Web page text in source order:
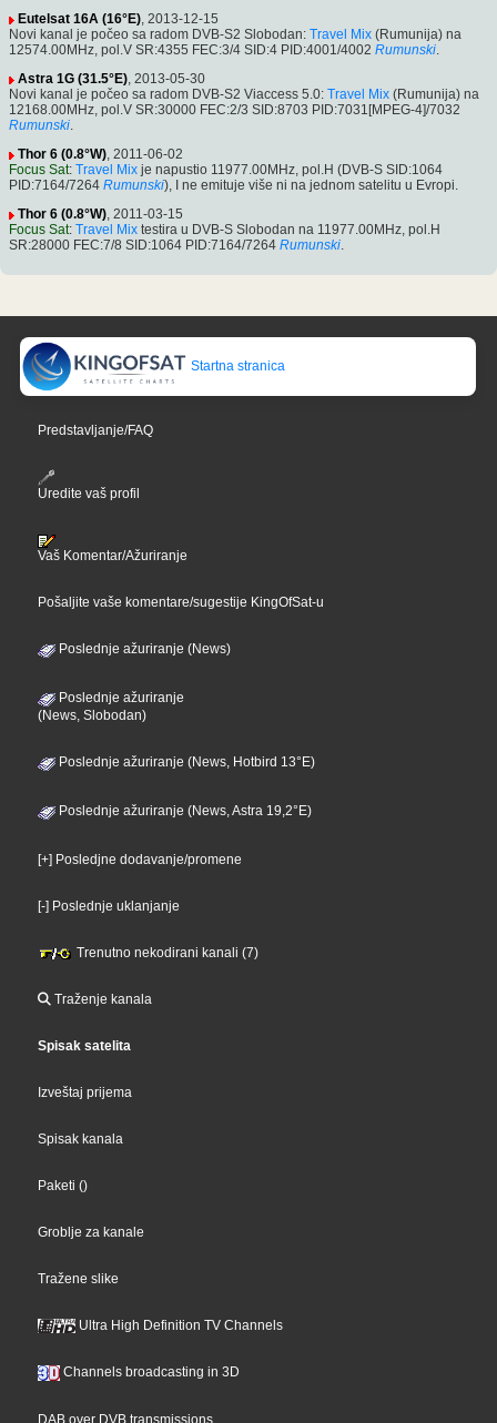
Eutelsat 16A (16°E), 2013-12-15
Novi kanal je počeo sa radom DVB-S2 Slobodan: Travel Mix (Rumunija) na
12574.00MHz, pol.V SR:4355 FEC:3/4 SID:4 PID:4001/4002 Rumunski.
Astra 1G (31.5°E), 2013-05-30
Novi kanal je počeo sa radom DVB-S2 Viaccess 5.0: Travel Mix (Rumunija) na
12168.00MHz, pol.V SR:30000 FEC:2/3 SID:8703 PID:7031[MPEG-4]/7032
Rumunski.
Thor 6 (0.8°W), 2011-06-02
Focus Sat: Travel Mix je napustio 11977.00MHz, pol.H (DVB-S SID:1064
PID:7164/7264 Rumunski), I ne emituje više ni na jednom satelitu u Evropi.
Thor 6 (0.8°W), 2011-03-15
Focus Sat: Travel Mix testira u DVB-S Slobodan na 11977.00MHz, pol.H
SR:28000 FEC:7/8 SID:1064 PID:7164/7264 Rumunski.
Startna stranica
Predstavljanje/FAQ
Uredite vaš profil
Vaš Komentar/Ažuriranje
Pošaljite vaše komentare/sugestije KingOfSat-u
Poslednje ažuriranje (News)
Poslednje ažuriranje
(News, Slobodan)
Poslednje ažuriranje (News, Hotbird 13°E)
Poslednje ažuriranje (News, Astra 19,2°E)
[+] Posledjne dodavanje/promene
[-] Poslednje uklanjanje
Trenutno nekodirani kanali (7)
Traženje kanala
Spisak satelita
Izveštaj prijema
Spisak kanala
Paketi ()
Groblje za kanale
Tražene slike
Ultra High Definition TV Channels
Channels broadcasting in 3D